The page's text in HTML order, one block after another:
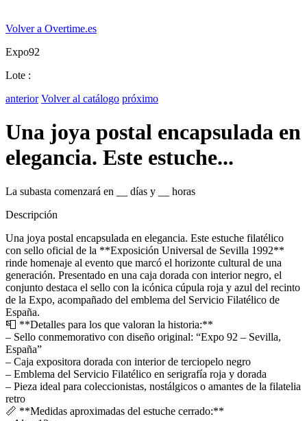
Volver a Overtime.es
Expo92
Lote :
anterior Volver al catálogo próximo
Una joya postal encapsulada en
elegancia. Este estuche...
La subasta comenzará en días y
horas
Descripción
Una joya postal encapsulada en elegancia. Este estuche filatélico
con sello oficial de la **Exposición Universal de Sevilla 1992**
rinde homenaje al evento que marcó el horizonte cultural de una
generación. Presentado en una caja dorada con interior negro, el
conjunto destaca el sello con la icónica cúpula roja y azul del recinto
de la Expo, acompañado del emblema del Servicio Filatélico de
España.
📮 **Detalles para los que valoran la historia:**
– Sello conmemorativo con diseño original: “Expo 92 – Sevilla,
España”
– Caja expositora dorada con interior de terciopelo negro
– Emblema del Servicio Filatélico en serigrafía roja y dorada
– Pieza ideal para coleccionistas, nostálgicos o amantes de la filatelia
retro
📏 **Medidas aproximadas del estuche cerrado:**